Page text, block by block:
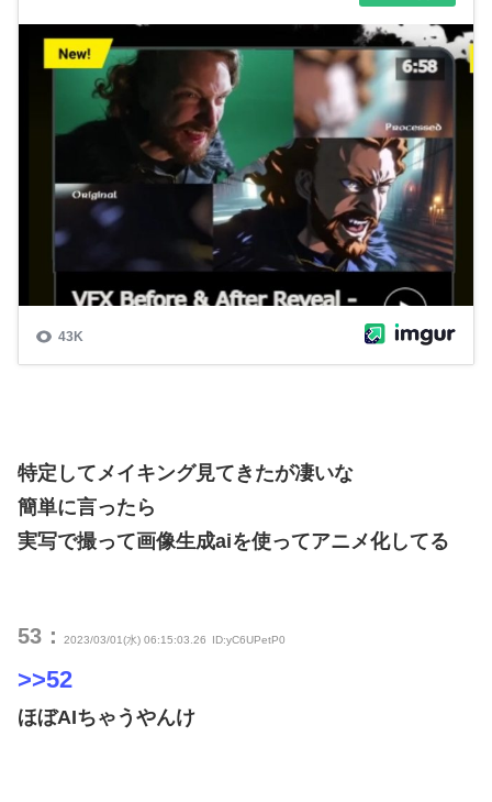
特定してメイキング見てきたが凄いな
簡単に言ったら
実写で撮って画像生成aiを使ってアニメ化してる
53： 2023/03/01(水) 06:15:03.26 ID:yC6UPetP0
>>52
ほぼAIちゃうやんけ